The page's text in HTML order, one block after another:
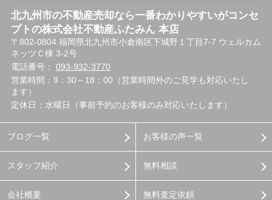
北九州市の不動産売却なら一番わかりやすいがコンセ
プトの株式会社不動産ふたみん 本店
〒802-0804 福岡県北九州市小倉南区下城野１丁目7-7 ウェルカム
ネッツＣ棟 3-2号
電話番号： 093-932-3770
営業時間：9：30～18：00（営業時間外のご見学も対応いたし
ます）
定休日：水曜日（事前予約のお客様のみ対応いたします）
ブログ一覧
スタッフ紹介
会社概要
お客様の声一覧
無料相談
無料査定依頼